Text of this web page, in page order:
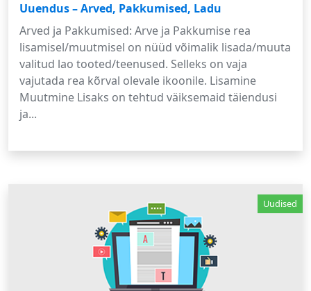
Uuendus – Arved, Pakkumised, Ladu
Arved ja Pakkumised: Arve ja Pakkumise rea
lisamisel/muutmisel on nüüd võimalik lisada/muuta
valitud lao tooted/teenused. Selleks on vaja
vajutada rea kõrval olevale ikoonile. Lisamine
Muutmine Lisaks on tehtud väiksemaid täiendusi
ja...
Uudised